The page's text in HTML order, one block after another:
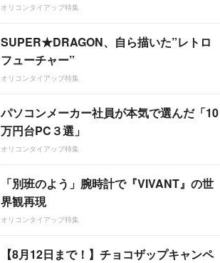
オリコンタイアップ特集
SUPER★DRAGON、自ら描いた”レトロ
フューチャー”
オリコンタイアップ特集
パソコンメーカー社員が本気で選んだ「10
万円台PC３選」
オリコンタイアップ特集
「別班のよう」腕時計で『VIVANT』の世
界観再現
オリコンタイアップ特集
【8月12日まで！】チョコザップキャンペ